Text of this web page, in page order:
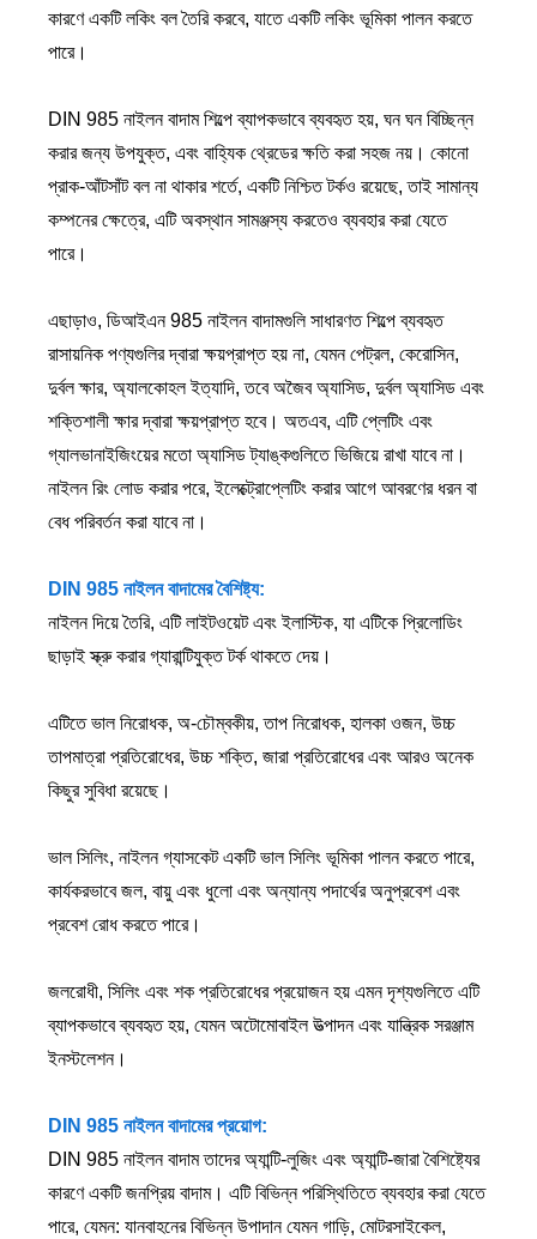
কারণে একটি লকিং বল তৈরি করবে, যাতে একটি লকিং ভূমিকা পালন করতে
পারে।
DIN 985 নাইলন বাদাম শিল্পে ব্যাপকভাবে ব্যবহৃত হয়, ঘন ঘন বিচ্ছিন্ন
করার জন্য উপযুক্ত, এবং বাহ্যিক থ্রেডের ক্ষতি করা সহজ নয়। কোনো
প্রাক-আঁটসাঁট বল না থাকার শর্তে, একটি নিশ্চিত টর্কও রয়েছে, তাই সামান্য
কম্পনের ক্ষেত্রে, এটি অবস্থান সামঞ্জস্য করতেও ব্যবহার করা যেতে
পারে।
এছাড়াও, ডিআইএন 985 নাইলন বাদামগুলি সাধারণত শিল্পে ব্যবহৃত
রাসায়নিক পণ্যগুলির দ্বারা ক্ষয়প্রাপ্ত হয় না, যেমন পেট্রল, কেরোসিন,
দুর্বল ক্ষার, অ্যালকোহল ইত্যাদি, তবে অজৈব অ্যাসিড, দুর্বল অ্যাসিড এবং
শক্তিশালী ক্ষার দ্বারা ক্ষয়প্রাপ্ত হবে। অতএব, এটি প্লেটিং এবং
গ্যালভানাইজিংয়ের মতো অ্যাসিড ট্যাঙ্কগুলিতে ভিজিয়ে রাখা যাবে না।
নাইলন রিং লোড করার পরে, ইলেক্ট্রোপ্লেটিং করার আগে আবরণের ধরন বা
বেধ পরিবর্তন করা যাবে না।
DIN 985 নাইলন বাদামের বৈশিষ্ট্য:
নাইলন দিয়ে তৈরি, এটি লাইটওয়েট এবং ইলাস্টিক, যা এটিকে প্রিলোডিং
ছাড়াই স্ক্রু করার গ্যারান্টিযুক্ত টর্ক থাকতে দেয়।
এটিতে ভাল নিরোধক, অ-চৌম্বকীয়, তাপ নিরোধক, হালকা ওজন, উচ্চ
তাপমাত্রা প্রতিরোধের, উচ্চ শক্তি, জারা প্রতিরোধের এবং আরও অনেক
কিছুর সুবিধা রয়েছে।
ভাল সিলিং, নাইলন গ্যাসকেট একটি ভাল সিলিং ভূমিকা পালন করতে পারে,
কার্যকরভাবে জল, বায়ু এবং ধুলো এবং অন্যান্য পদার্থের অনুপ্রবেশ এবং
প্রবেশ রোধ করতে পারে।
জলরোধী, সিলিং এবং শক প্রতিরোধের প্রয়োজন হয় এমন দৃশ্যগুলিতে এটি
ব্যাপকভাবে ব্যবহৃত হয়, যেমন অটোমোবাইল উত্পাদন এবং যান্ত্রিক সরঞ্জাম
ইনস্টলেশন।
DIN 985 নাইলন বাদামের প্রয়োগ:
DIN 985 নাইলন বাদাম তাদের অ্যান্টি-লুজিং এবং অ্যান্টি-জারা বৈশিষ্ট্যের
কারণে একটি জনপ্রিয় বাদাম। এটি বিভিন্ন পরিস্থিতিতে ব্যবহার করা যেতে
পারে, যেমন: যানবাহনের বিভিন্ন উপাদান যেমন গাড়ি, মোটরসাইকেল,